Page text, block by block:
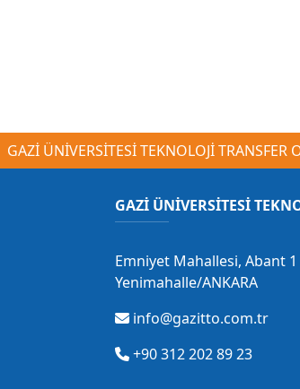
GAZİ ÜNİVERSİTESİ TEKNOLOJİ TRANSFER
GAZİ ÜNİVERSİTESİ
Emniyet Mahallesi, Abant
Yenimahalle/ANKARA
info@gazitto.com.tr
+90 312 202 89 23